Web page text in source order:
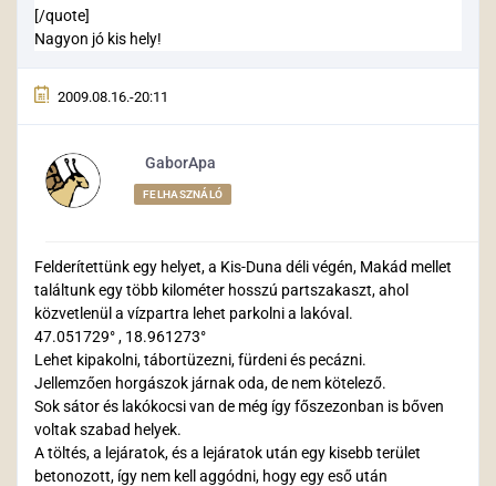
[/quote]
Nagyon jó kis hely!
2009.08.16.-20:11
GaborApa
FELHASZNÁLÓ
Felderítettünk egy helyet, a Kis-Duna déli végén, Makád mellet
találtunk egy több kilométer hosszú partszakaszt, ahol
közvetlenül a vízpartra lehet parkolni a lakóval.
47.051729° , 18.961273°
Lehet kipakolni, tábortüzezni, fürdeni és pecázni.
Jellemzően horgászok járnak oda, de nem kötelező.
Sok sátor és lakókocsi van de még így főszezonban is bőven
voltak szabad helyek.
A töltés, a lejáratok, és a lejáratok után egy kisebb terület
betonozott, így nem kell aggódni, hogy egy eső után